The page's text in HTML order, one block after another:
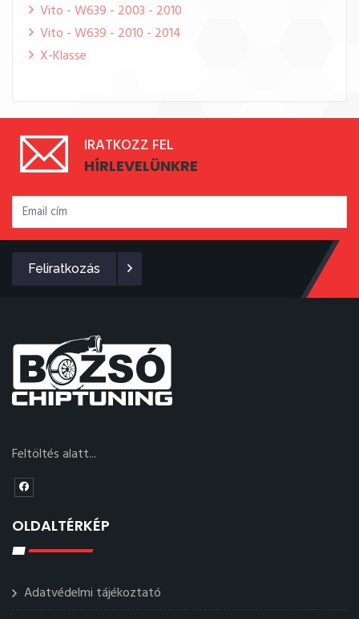
Vito - W639 - 2003 - 2010
Vito - W639 - 2010 - 2014
X-Klasse
IRATKOZZ FEL
HÍRLEVELÜNKRE
Feliratkozás
Feltöltés alatt...
OLDALTÉRKÉP
Adatvédelmi tájékoztató